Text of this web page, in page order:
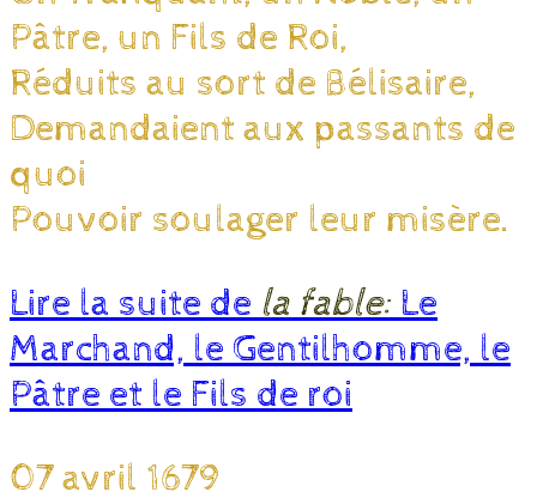
Pâtre, un Fils de Roi,
Réduits au sort de Bélisaire,
Demandaient aux passants de
quoi
Pouvoir soulager leur misère.
Lire la suite de la fable: Le
Marchand, le Gentilhomme, le
Pâtre et le Fils de roi
07 avril 1679